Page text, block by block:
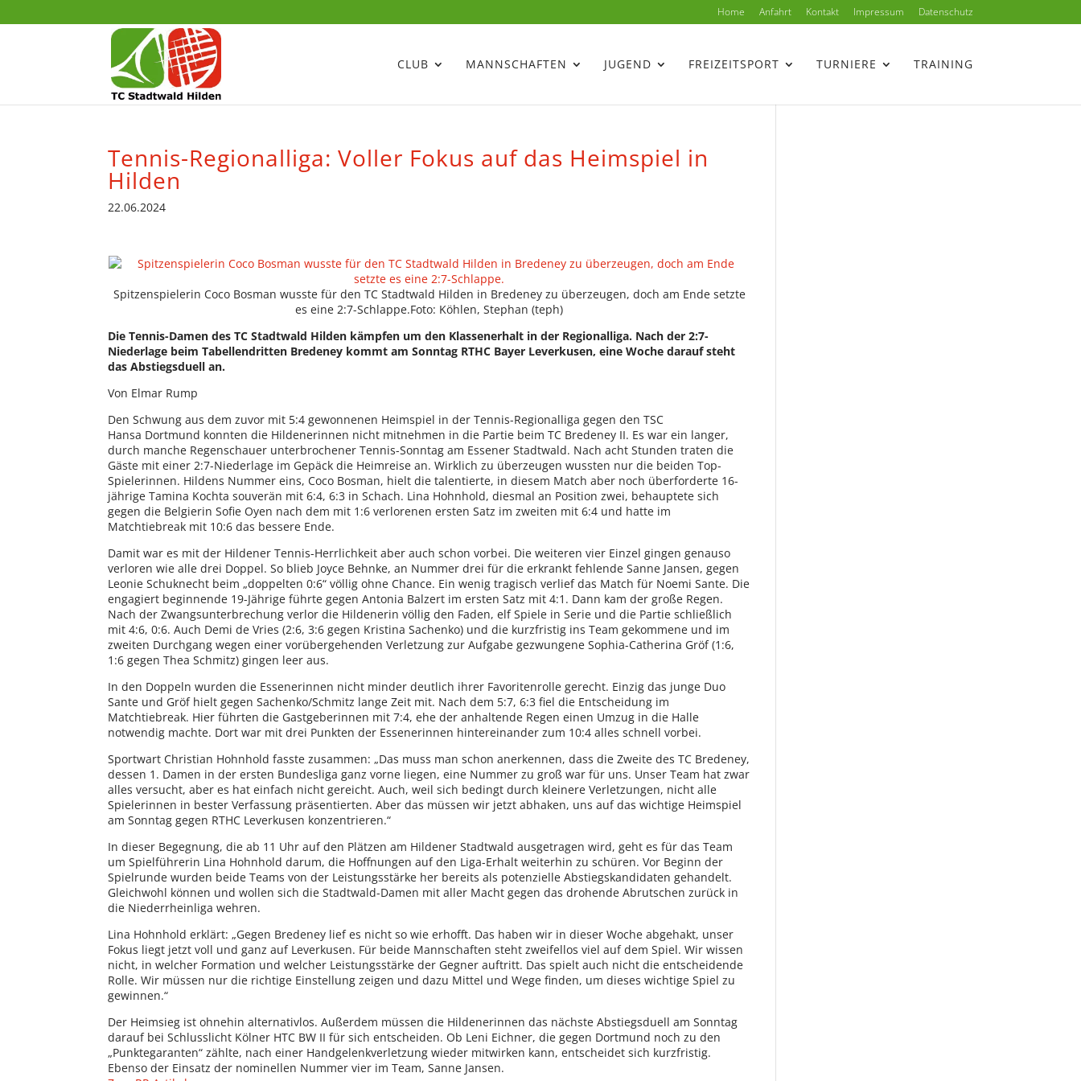
Home Anfahrt Kontakt Impressum Datenschutz
CLUB MANNSCHAFTEN JUGEND FREIZEITSPORT TURNIERE TRAINING
Tennis-Regionalliga: Voller Fokus auf das Heimspiel in
Hilden
22.06.2024
Spitzenspielerin Coco Bosman wusste für den TC Stadtwald Hilden in Bredeney zu überzeugen, doch am Ende setzte
es eine 2:7-Schlappe.Foto: Köhlen, Stephan (teph)
Die Tennis-Damen des TC Stadtwald Hilden kämpfen um den Klassenerhalt in der Regionalliga. Nach der 2:7-
Niederlage beim Tabellendritten Bredeney kommt am Sonntag RTHC Bayer Leverkusen, eine Woche darauf steht
das Abstiegsduell an.
Von Elmar Rump
Den Schwung aus dem zuvor mit 5:4 gewonnenen Heimspiel in der Tennis-Regionalliga gegen den TSC
Hansa Dortmund konnten die Hildenerinnen nicht mitnehmen in die Partie beim TC Bredeney II. Es war ein langer,
durch manche Regenschauer unterbrochener Tennis-Sonntag am Essener Stadtwald. Nach acht Stunden traten die
Gäste mit einer 2:7-Niederlage im Gepäck die Heimreise an. Wirklich zu überzeugen wussten nur die beiden Top-
Spielerinnen. Hildens Nummer eins, Coco Bosman, hielt die talentierte, in diesem Match aber noch überforderte 16-
jährige Tamina Kochta souverän mit 6:4, 6:3 in Schach. Lina Hohnhold, diesmal an Position zwei, behauptete sich
gegen die Belgierin Sofie Oyen nach dem mit 1:6 verlorenen ersten Satz im zweiten mit 6:4 und hatte im
Matchtiebreak mit 10:6 das bessere Ende.
Damit war es mit der Hildener Tennis-Herrlichkeit aber auch schon vorbei. Die weiteren vier Einzel gingen genauso
verloren wie alle drei Doppel. So blieb Joyce Behnke, an Nummer drei für die erkrankt fehlende Sanne Jansen, gegen
Leonie Schuknecht beim „doppelten 0:6“ völlig ohne Chance. Ein wenig tragisch verlief das Match für Noemi Sante. Die
engagiert beginnende 19-Jährige führte gegen Antonia Balzert im ersten Satz mit 4:1. Dann kam der große Regen.
Nach der Zwangsunterbrechung verlor die Hildenerin völlig den Faden, elf Spiele in Serie und die Partie schließlich
mit 4:6, 0:6. Auch Demi de Vries (2:6, 3:6 gegen Kristina Sachenko) und die kurzfristig ins Team gekommene und im
zweiten Durchgang wegen einer vorübergehenden Verletzung zur Aufgabe gezwungene Sophia-Catherina Gröf (1:6,
1:6 gegen Thea Schmitz) gingen leer aus.
In den Doppeln wurden die Essenerinnen nicht minder deutlich ihrer Favoritenrolle gerecht. Einzig das junge Duo
Sante und Gröf hielt gegen Sachenko/Schmitz lange Zeit mit. Nach dem 5:7, 6:3 fiel die Entscheidung im
Matchtiebreak. Hier führten die Gastgeberinnen mit 7:4, ehe der anhaltende Regen einen Umzug in die Halle
notwendig machte. Dort war mit drei Punkten der Essenerinnen hintereinander zum 10:4 alles schnell vorbei.
Sportwart Christian Hohnhold fasste zusammen: „Das muss man schon anerkennen, dass die Zweite des TC Bredeney,
dessen 1. Damen in der ersten Bundesliga ganz vorne liegen, eine Nummer zu groß war für uns. Unser Team hat zwar
alles versucht, aber es hat einfach nicht gereicht. Auch, weil sich bedingt durch kleinere Verletzungen, nicht alle
Spielerinnen in bester Verfassung präsentierten. Aber das müssen wir jetzt abhaken, uns auf das wichtige Heimspiel
am Sonntag gegen RTHC Leverkusen konzentrieren.“
In dieser Begegnung, die ab 11 Uhr auf den Plätzen am Hildener Stadtwald ausgetragen wird, geht es für das Team
um Spielführerin Lina Hohnhold darum, die Hoffnungen auf den Liga-Erhalt weiterhin zu schüren. Vor Beginn der
Spielrunde wurden beide Teams von der Leistungsstärke her bereits als potenzielle Abstiegskandidaten gehandelt.
Gleichwohl können und wollen sich die Stadtwald-Damen mit aller Macht gegen das drohende Abrutschen zurück in
die Nieder­rheinliga wehren.
Lina Hohnhold erklärt: „Gegen Bredeney lief es nicht so wie erhofft. Das haben wir in dieser Woche abgehakt, unser
Fokus liegt jetzt voll und ganz auf Leverkusen. Für beide Mannschaften steht zweifellos viel auf dem Spiel. Wir wissen
nicht, in welcher Formation und welcher Leistungsstärke der Gegner auftritt. Das spielt auch nicht die entscheidende
Rolle. Wir müssen nur die richtige Einstellung zeigen und dazu Mittel und Wege finden, um dieses wichtige Spiel zu
gewinnen.“
Der Heimsieg ist ohnehin alternativlos. Außerdem müssen die Hildenerinnen das nächste Abstiegsduell am Sonntag
darauf bei Schlusslicht Kölner HTC BW II für sich entscheiden. Ob Leni Eichner, die gegen Dortmund noch zu den
„Punktegaranten“ zählte, nach einer Handgelenkverletzung wieder mitwirken kann, entscheidet sich kurzfristig.
Ebenso der Einsatz der nominellen Nummer vier im Team, Sanne Jansen.